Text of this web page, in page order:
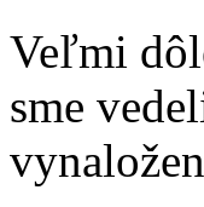
Veľmi
sme